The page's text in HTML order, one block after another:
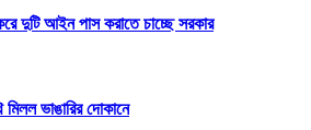
দুটি আইন পাস করাতে চাচ্ছে সরকার
ভাঙারির দোকানে